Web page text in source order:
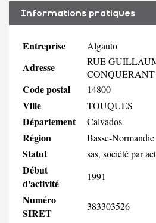
Informations pratiques
Entreprise Algauto
Adresse
RUE
CONQUERANT
Code postal 14800
Ville TOUQUES
Département Calvados
Région Basse-Normandie
Statut sas, société par
Début
d'activité
1991
Numéro
SIRET
383303526